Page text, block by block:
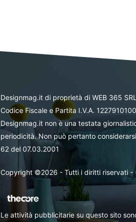
Designmag.it di proprietà di WEB 365
Codice Fiscale e Partita I.V.A.
Designmag.it non è una testata
periodicità. Non può pertanto
62 del 07.03.2001
Copyright ©2026 - Tutti i diritti riservati -
Le attività pubblicitarie su questo sito